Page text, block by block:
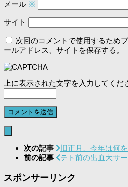
メール ※
サイト
次回のコメントで使用するため
ールアドレス、サイトを保存する。
上に表示された文字を入力してくだ
次の記事
旧正月、今年は何
前の記事
テト前の出血大サ
スポンサーリンク